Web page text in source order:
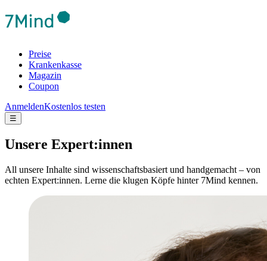
Preise
Krankenkasse
Magazin
Coupon
AnmeldenKostenlos testen
☰
Unsere Expert:innen
All unsere Inhalte sind wissenschaftsbasiert und handgemacht – von
echten Expert:innen. Lerne die klugen Köpfe hinter 7Mind kennen.